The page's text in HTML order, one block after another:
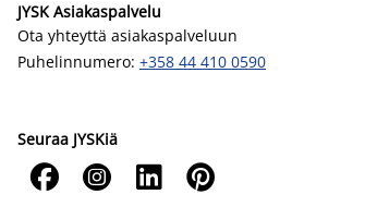
JYSK Asiakaspalvelu
Ota yhteyttä asiakaspalveluun
Puhelinnumero: +358 44 410 0590
Seuraa JYSKiä
   